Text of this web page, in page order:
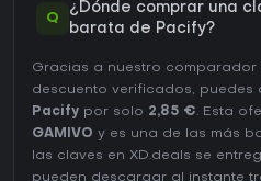
Q
¿Dónde comprar una
barata de Pacify?
Gracias a nuestro
descuento verificados, puedes
Pacify por solo 2,85 €. Esta
GAMIVO y es una de las más
las claves en XD.deals se
pueden descargar al instante